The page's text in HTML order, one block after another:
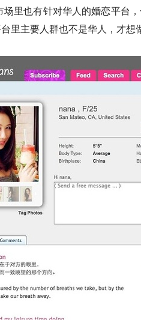
场里也有针对华人的婚恋平台
里主要人群也不是华人，才想